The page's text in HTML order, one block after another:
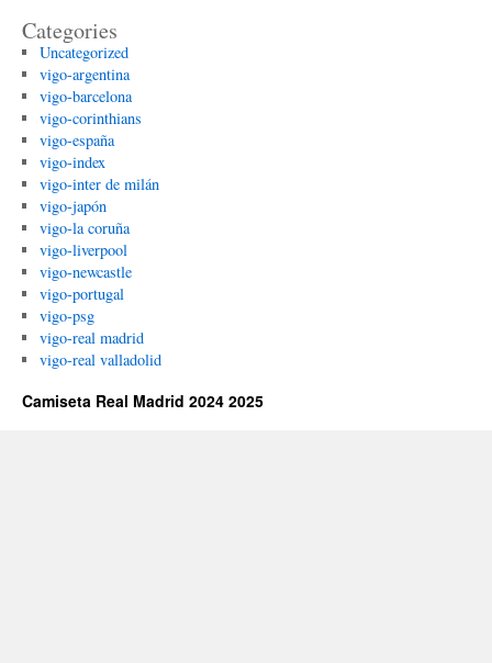
Categories
Uncategorized
vigo-argentina
vigo-barcelona
vigo-corinthians
vigo-españa
vigo-index
vigo-inter de milán
vigo-japón
vigo-la coruña
vigo-liverpool
vigo-newcastle
vigo-portugal
vigo-psg
vigo-real madrid
vigo-real valladolid
Camiseta Real Madrid 2024 2025